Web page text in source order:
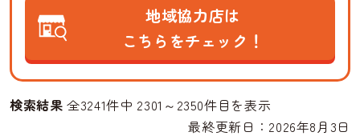
地域協力店は
こちらをチェック！
検索結果 全3241件中 2301～2350件目を表示
最終更新日：2026年8月3日